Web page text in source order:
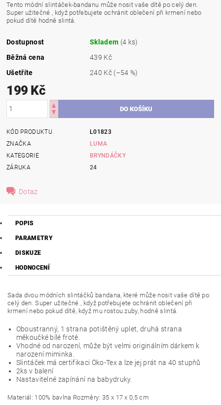
Tento módní slintáček-bandanu může nosit vaše dítě po celý den.
Super užitečné , když potřebujete ochránit oblečení při krmení nebo
pokud dítě hodně slintá.
Dostupnost Skladem (4 ks)
Běžná cena
439 Kč
Ušetříte
240 Kč (–54 %)
199 Kč
KÓD PRODUKTU
L01823
ZNAČKA
LUMA
KATEGORIE
BRYNDÁČKY
ZÁRUKA
24
Dotaz
POPIS
PARAMETRY
DISKUZE
HODNOCENÍ
Sada dvou módních slintáčků bandana, které může nosit vaše dítě po
celý den. Super užitečné , když potřebujete ochránit oblečení při
krmení nebo pokud dítě, když mu rostou zuby, hodně slintá.
Oboustranný, 1 strana potištěný uplet, druhá strana
měkoučké bílé froté.
Vhodné od narození, může být velmi originálním dárkem k
narození miminka.
Slintáček má certifikaci Öko-Tex a lze jej prát na 40 stupňů
2ks v balení
Nastavitelné zapínání na babydruky.
Materiál: 100% bavlna Rozměry: 35 x 17 x 0,5 cm